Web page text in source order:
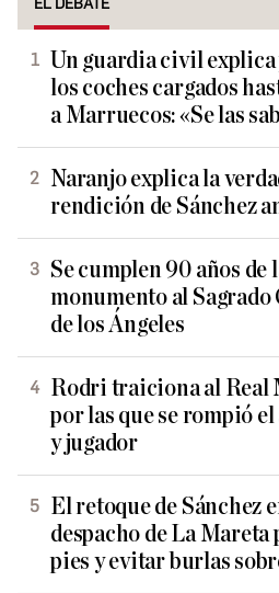
EL DEBATE
Un guardia civil
los coches cargados
a Marruecos: «Se las
Naranjo explica la
rendición de Sánchez
Se cumplen 90 años de
monumento al
de los Ángeles
Rodri traiciona al Real
por las que se rompió
y jugador
El retoque de Sánchez
despacho de La Mareta
pies y evitar burlas